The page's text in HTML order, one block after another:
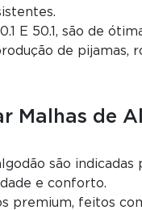
E 50.1, são de
de pijamas,
Malhas de
são
e conforto.
premium, feitos